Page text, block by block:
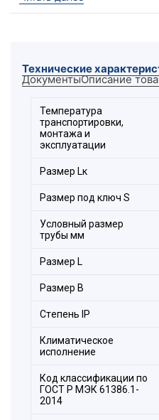
Расшифровка
элемента:
Состав комплекта:
1. Большое полукольцо.
2. Малое полукольцо.
4. Шайба.
5. Гайка.
Технические
ДокументыОписание
Температура
транспортировки,
монтажа и
эксплуатации
Размер Lк
Размер под ключ S
Условный размер
трубы мм
Размер L
Размер B
Стeпень IP
Климатическое
исполнение
Код классификации по
ГОСТ Р МЭК 61386.1-
2014